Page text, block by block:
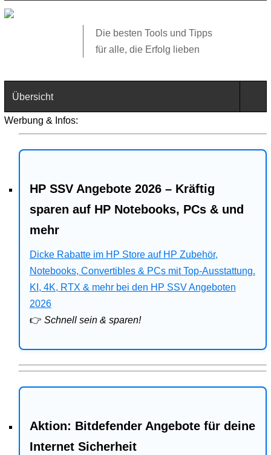
Die besten Tools und Tipps
für alle, die Erfolg lieben
Übersicht
Technik
Web
Business
Angebote
Bitdefender
Ratgeber
Werbung & Infos:
HP SSV Angebote 2026 – Kräftig
sparen auf HP Notebooks, PCs & und
mehr
Dicke Rabatte im HP Store auf HP Zubehör,
Notebooks, Convertibles & PCs mit Top-Ausstattung.
KI, 4K, RTX & mehr bei den HP SSV Angeboten
2026
👉 Schnell sein & sparen!
Aktion: Bitdefender Angebote für deine
Internet Sicherheit